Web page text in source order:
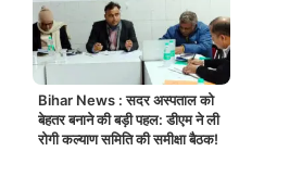
Bihar News : सदर अस्पताल को
बेहतर बनाने की बड़ी पहल: डीएम ने ली
रोगी कल्याण समिति की समीक्षा बैठक!